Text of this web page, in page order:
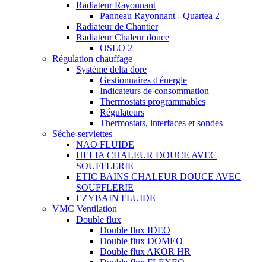
Radiateur Rayonnant
Panneau Rayonnant - Quartea 2
Radiateur de Chantier
Radiateur Chaleur douce
OSLO 2
Régulation chauffage
Système delta dore
Gestionnaires d'énergie
Indicateurs de consommation
Thermostats programmables
Régulateurs
Thermostats, interfaces et sondes
Sêche-serviettes
NAO FLUIDE
HELIA CHALEUR DOUCE AVEC
SOUFFLERIE
ETIC BAINS CHALEUR DOUCE AVEC
SOUFFLERIE
EZYBAIN FLUIDE
VMC Ventilation
Double flux
Double flux IDEO
Double flux DOMEO
Double flux AKOR HR